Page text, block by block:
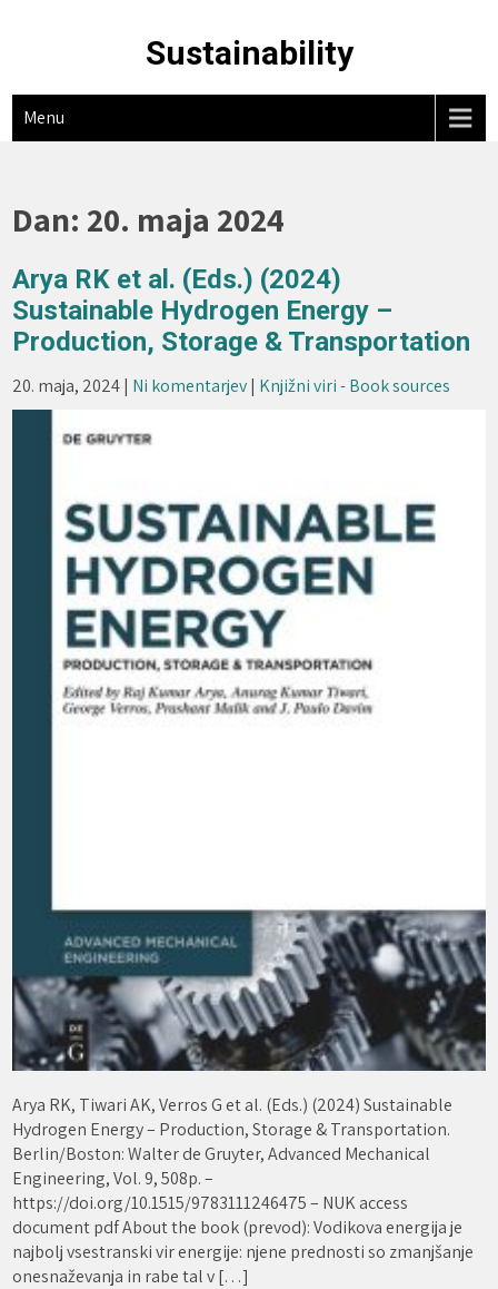
Sustainability
Menu
Dan: 20. maja 2024
Arya RK et al. (Eds.) (2024)
Sustainable Hydrogen Energy –
Production, Storage & Transportation
20. maja, 2024| Ni komentarjev| Knjižni viri - Book sources
Arya RK, Tiwari AK, Verros G et al. (Eds.) (2024) Sustainable
Hydrogen Energy – Production, Storage & Transportation.
Berlin/Boston: Walter de Gruyter, Advanced Mechanical
Engineering, Vol. 9, 508p. –
https://doi.org/10.1515/9783111246475 – NUK access
document pdf About the book (prevod): Vodikova energija je
najbolj vsestranski vir energije: njene prednosti so zmanjšanje
onesnaževanja in rabe tal v […]